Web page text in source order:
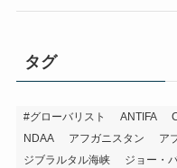
タグ
#グローバリスト ANTIFA
NDAA
アフガニスタン ア
ジブラルタル海峡
ジョー・